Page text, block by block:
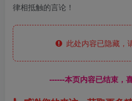
律相抵触的言论！
此处内容已隐藏，
------本页内容已结束，